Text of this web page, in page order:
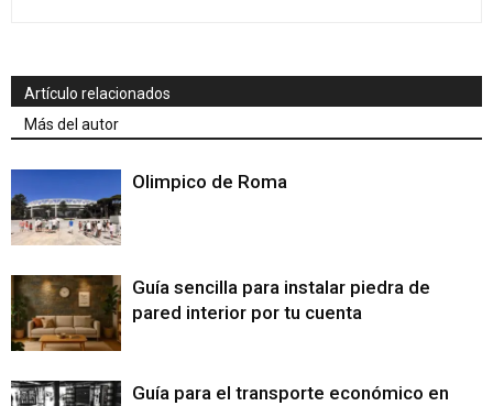
Artículo relacionados
Más del autor
Olimpico de Roma
Guía sencilla para instalar piedra de
pared interior por tu cuenta
Guía para el transporte económico en